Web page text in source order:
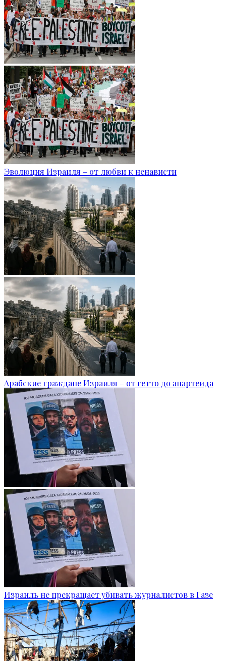
Эволюция Израиля – от любви к ненависти
Арабские граждане Израиля – от гетто до апартеида
Израиль не прекращает убивать журналистов в Газе